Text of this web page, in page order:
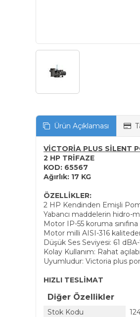
Ürün Açıklaması
VİCTORİA PLUS SİLENT
2 HP TRİFAZE
KOD: 65567
Ağırlık: 17 KG
ÖZELLİKLER:
2 HP Kendinden Emişli
Yabancı maddelerin hidro-
Motor IP-55 koruma
Motor milli AISI-316
Düşük Ses Seviyesi: 61
Kolay Kullanım: Rahat
Uyumludur: Victoria plus
HIZLI TESLİMAT
Diğer Özellikler
Stok Kodu